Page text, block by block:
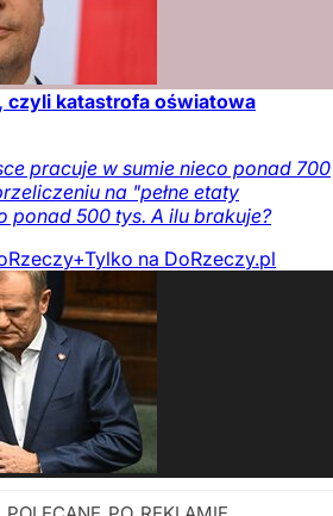
czyli katastrofa oświatowa
pracuje w sumie nieco ponad 700
na "pełne etaty
ponad 500 tys. A ilu brakuje?
Tylko na DoRzeczy.pl